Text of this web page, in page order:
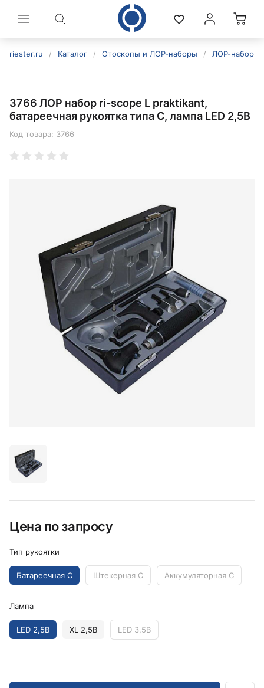
riester.ru / Каталог / Отоскопы и ЛОР-наборы / ЛОР-наборы
3766 ЛОР набор ri-scope L praktikant,
батареечная рукоятка типа C, лампа LED 2,5В
Код товара: 3766
Цена по запросу
Тип рукоятки
Батареечная C Штекерная C Аккумуляторная C
Лампа
LED 2,5В XL 2,5В LED 3,5В
политикой конфиденциальности